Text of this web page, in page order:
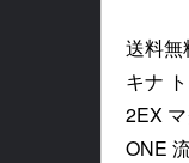
送料
キナ
2EX
ONE